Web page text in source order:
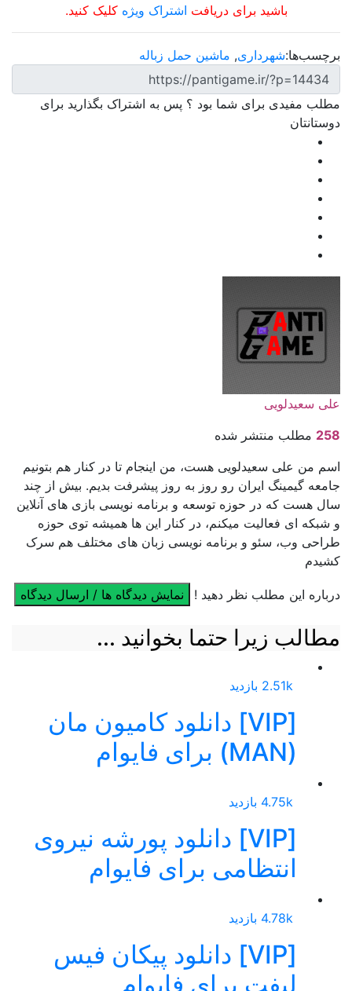
باشید برای دریافت اشتراک ویژه کلیک کنید.
برچسب‌ها:شهرداری, ماشین حمل زباله
مطلب مفیدی برای شما بود ؟ پس به اشتراک بگذارید برای
دوستانتان
علی سعیدلویی
258 مطلب منتشر شده
اسم من علی سعیدلویی هست، من اینجام تا در کنار هم بتونیم
جامعه گیمینگ ایران رو روز به روز پیشرفت بدیم. بیش از چند
سال هست که در حوزه توسعه و برنامه نویسی بازی های آنلاین
و شبکه ای فعالیت میکنم، در کنار این ها همیشه توی حوزه
طراحی وب، سئو و برنامه نویسی زبان های مختلف هم سرک
کشیدم
درباره این مطلب نظر دهید ! نمایش دیدگاه ها / ارسال دیدگاه
مطالب زیرا حتما بخوانید ...
[VIP] دانلود کامیون مان
(MAN) برای فایوام
[VIP] دانلود پورشه نیروی
انتظامی برای فایوام
[VIP] دانلود پیکان فیس‌
لیفت برای فایوام